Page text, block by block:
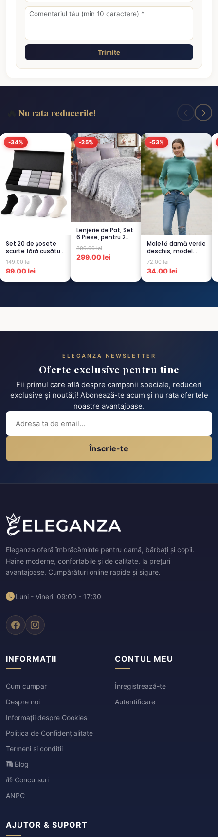
Trimite
Nu rata reducerile!
-34%
Set 20 de șosete
scurte fără cusături
pentru femei – 5...
149.00 lei
99.00 lei
-25%
Lenjerie de Pat, Set
6 Piese, pentru 2
persoana, GRI -1...
399.00 lei
299.00 lei
-53%
Maletă damă verde
deschis, model
raiat
72.00 lei
34.00 lei
ELEGANZA NEWSLETTER
Oferte exclusive pentru tine
Fii primul care află despre campanii speciale, reduceri
exclusive și noutăți! Abonează-te acum și nu rata ofertele
noastre avantajoase.
Înscrie-te
Eleganza oferă îmbrăcăminte pentru damă, bărbați și copii.
Haine moderne, confortabile și de calitate, la prețuri
avantajoase. Cumpărături online rapide și sigure.
Luni - Vineri: 09:00 - 17:30
INFORMAȚII
Cum cumpar
Despre noi
Informații despre Cookies
Politica de Confidențialitate
Termeni si conditii
Blog
🎁 Concursuri
ANPC
CONTUL MEU
Înregistrează-te
Autentificare
AJUTOR & SUPORT